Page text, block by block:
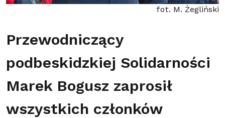
fot. M. Żegliński
Przewodniczący
podbeskidzkiej Solidarności
Marek Bogusz zaprosił
wszystkich członków